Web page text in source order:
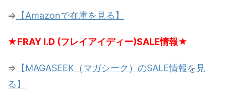
⇒ 【Amazonで在庫を見る】
★FRAY I.D (フレイアイディー)SALE情報★
⇒ 【MAGASEEK（マガシーク）のSALE情報を見
る】